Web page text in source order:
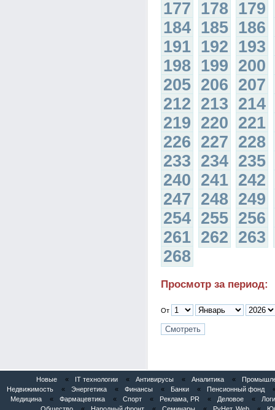
177 178 179
184 185 186
191 192 193
198 199 200
205 206 207
212 213 214
219 220 221
226 227 228
233 234 235
240 241 242
247 248 249
254 255 256
261 262 263
268
Просмотр за период:
От
Новые « IT технологии « Антивирусы « Аналитика «
Недвижимость
« Энергетика « Финансы « Банки « Пенсионный фонд
Медицина
« Фармацевтика « Спорт « Реклама, PR « Деловое «